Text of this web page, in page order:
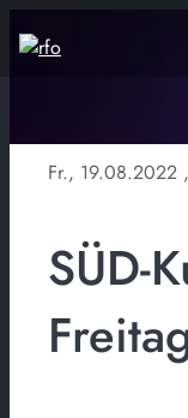
Fr., 19.08.2022
SÜD-